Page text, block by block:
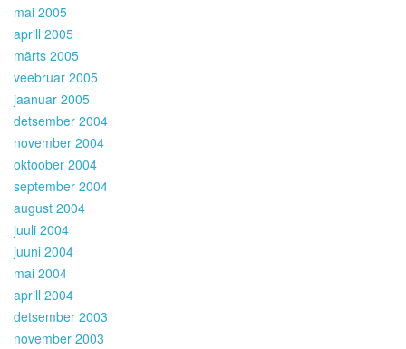
mai 2005
aprill 2005
märts 2005
veebruar 2005
jaanuar 2005
detsember 2004
november 2004
oktoober 2004
september 2004
august 2004
juuli 2004
juuni 2004
mai 2004
aprill 2004
detsember 2003
november 2003